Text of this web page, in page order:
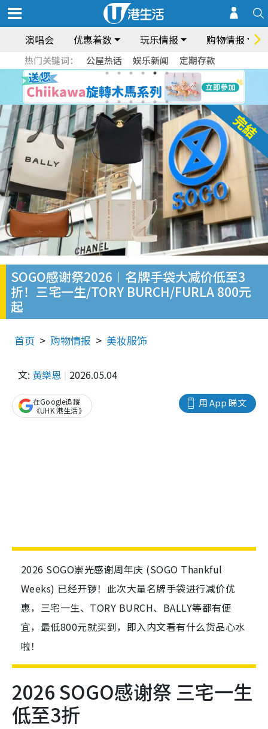
演唱会 优惠着数 玩乐情报 购物情报
热门关键词： 公屋热话 娱乐新闻 定期存款
SOGO感谢祭2026︱名牌手袋大减价低至3
折！三宅一生/TORY BURCH/FURLA 800元
起
首页 购物情报 美妆服饰
文: 黃樂恩 2026.05.04
用 App 睇文
在Google追蹤
《UHK 港生活》
2026 SOGO崇光感谢周年庆 (SOGO Thankful
Weeks) 已经开锣！此次大量名牌手袋进行减价优
惠，三宅一生、TORY BURCH、BALLY等都有便
宜，最低800元就买到，即入内文看有什么货品心水
啦！
2026 SOGO感谢祭 三宅一生
低至3折